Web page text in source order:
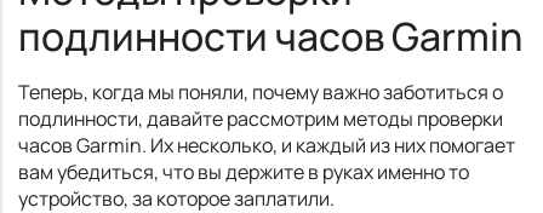
подлинности часов Garmin
Теперь, когда мы поняли, почему важно заботиться о
подлинности, давайте рассмотрим методы проверки
часов Garmin. Их несколько, и каждый из них помогает
вам убедиться, что вы держите в руках именно то
устройство, за которое заплатили.